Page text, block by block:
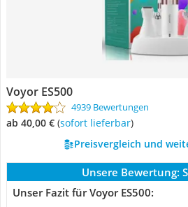
Voyor ES500
4939 Bewertungen
ab 40,00 € ( Sofort lieferbar)
Preisvergleich und
Unsere Bewertung:
Unser Fazit für Voyor ES500: